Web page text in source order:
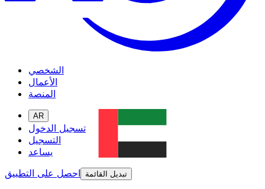
الشخصي
الأعمال
المنصة
AR
تسجيل الدخول
التسجيل
يساعد
احصل على التطبيق
تبديل القائمة